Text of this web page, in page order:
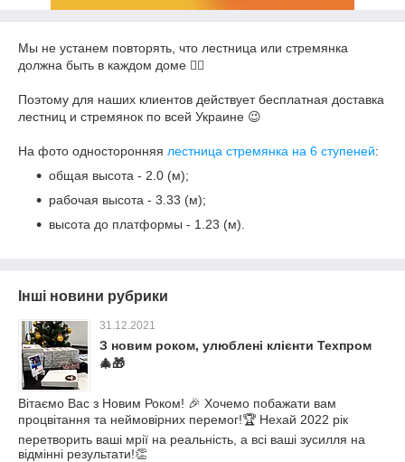
Мы не устанем повторять, что лестница или стремянка
должна быть в каждом доме ☝🏻
Поэтому для наших клиентов действует бесплатная доставка
лестниц и стремянок по всей Украине 😉
На фото односторонняя лестница стремянка на 6 ступеней:
общая высота - 2.0 (м);
рабочая высота - 3.33 (м);
высота до платформы - 1.23 (м).
Інші новини рубрики
31.12.2021
З новим роком, улюблені клієнти Техпром
🎄🎁
Вітаємо Вас з Новим Роком! 🎉 Хочемо побажати вам
процвітання та неймовірних перемог!🏆 Нехай 2022 рік
перетворить ваші мрії на реальність, а всі ваші зусилля на
відмінні результати!👏